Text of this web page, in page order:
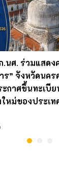
นศ. ร่วมแสดง
” จังหวัดนคร
กาศขึ้นทะเบี
ม่ของประเท